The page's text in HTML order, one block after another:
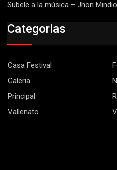
Subele a la música – Jhon
Categorias
Casa Festival
Galeria
Principal
Vallenato